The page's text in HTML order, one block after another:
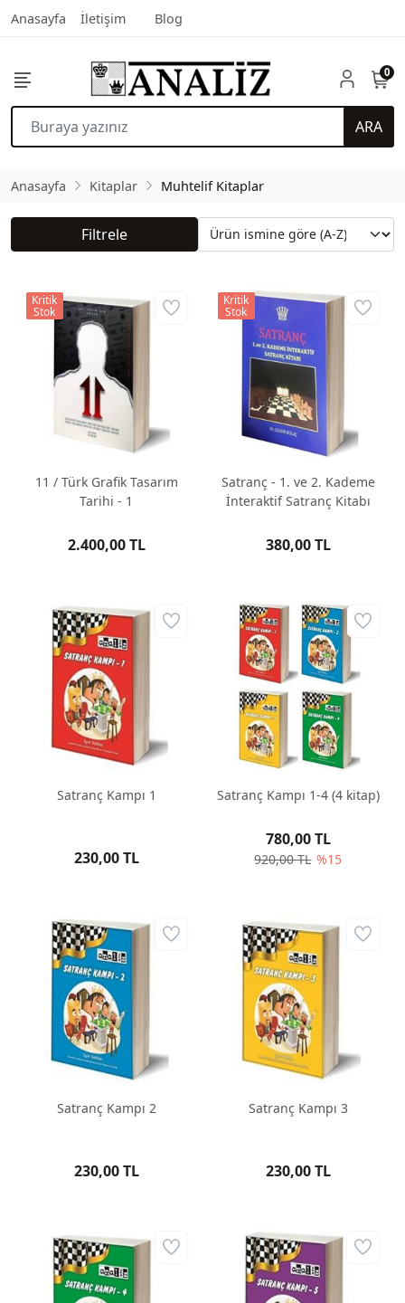
Anasayfa İletişim Blog
ARA
0
Anasayfa Kitaplar Muhtelif Kitaplar
Filtrele
11 / Türk Grafik Tasarım
Tarihi - 1
2.400,00 TL
Kritik
Stok
Satranç - 1. ve 2. Kademe
İnteraktif Satranç Kitabı
380,00 TL
Kritik
Stok
Satranç Kampı 1
230,00 TL
Satranç Kampı 1-4 (4 kitap)
920,00 TL %15
780,00 TL
Satranç Kampı 2
230,00 TL
Satranç Kampı 3
230,00 TL